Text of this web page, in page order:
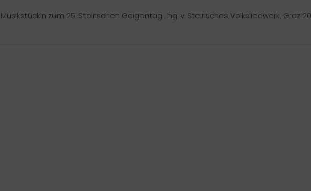
Musikstückln zum 25. Steirischen Geigentag , hg. v. Steirisches Volksliedwerk, Graz